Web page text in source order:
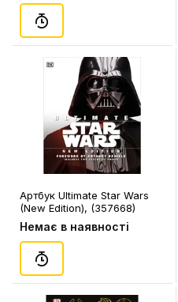
Артбук Ultimate Star Wars
(New Edition), (357668)
Немає в наявності